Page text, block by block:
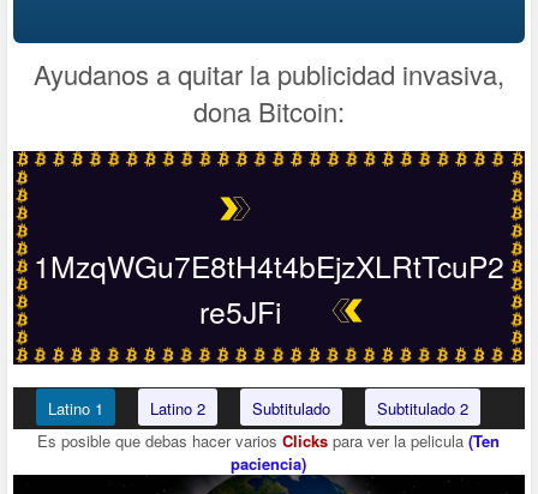
Ayudanos a quitar la publicidad invasiva,
dona Bitcoin:
1MzqWGu7E8tH4t4bEjzXLRtTcuP2
re5JFi
Latino 1 Latino 2 Subtitulado
Subtitulado 2
Es posible que debas hacer variosClicks para ver la pelicula(Ten
paciencia)